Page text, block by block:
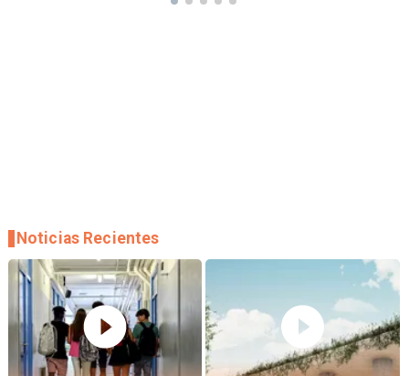
Noticias Recientes